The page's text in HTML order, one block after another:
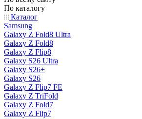
По каталогу
Каталог
Samsung
Galaxy Z Fold8 Ultra
Galaxy Z Fold8
Galaxy Z Flip8
Galaxy S26 Ultra
Galaxy S26+
Galaxy S26
Galaxy Z Flip7 FE
Galaxy Z TriFold
Galaxy Z Fold7
Galaxy Z Flip7